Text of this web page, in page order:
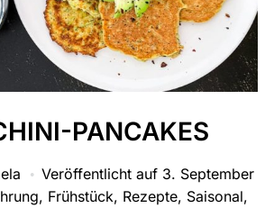
PANCAKES
Veröffentlicht auf 3. September
, Frühstück, Rezepte, Saisonal,